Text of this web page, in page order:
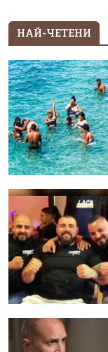
НАЙ-ЧЕТЕНИ